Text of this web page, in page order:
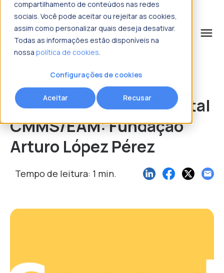
compartilhamento de conteúdos nas redes
sociais. Você pode aceitar ou rejeitar as cookies,
assim como personalizar quais deseja desativar.
Todas as informações estão disponíveis na
nossa política de cookies.
Configurações de cookies
Aceitar Recusar
menu
o que procura?
Casos de Sucesso Fracttal
CMMS/EAM: Fundação
Arturo López Pérez
Tempo de leitura: 1 min.